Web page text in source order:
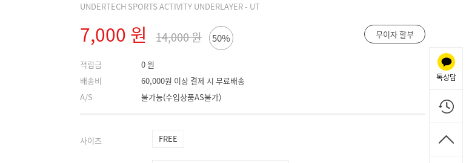
UNDERTECH SPORTS ACTIVITY UNDERLAYER - UT
7,000 원 14,000 원 50% 무이자 할부
적립금
배송비
A/S
0 원
60,000원 이상 결제 시 무료배송
불가능(수입상품AS불가)
사이즈 FREE
톡상담